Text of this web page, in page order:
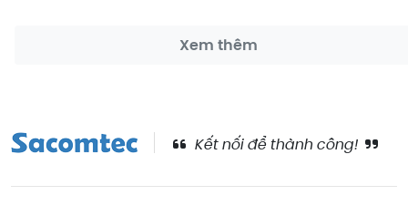
Xem thêm
Kết nối để thành công!